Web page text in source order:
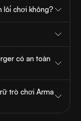
lối chơi không?
có an toàn
trò chơi Arma